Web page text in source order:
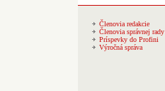
Členovia redakcie
Členovia správnej rady
Príspevky do Profini
Výročná správa